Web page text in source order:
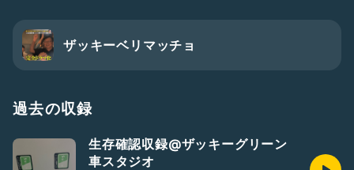
ザッキーベリマッチョ
過去の収録
生存確認収録@ザッキーグリーン
車スタジオ